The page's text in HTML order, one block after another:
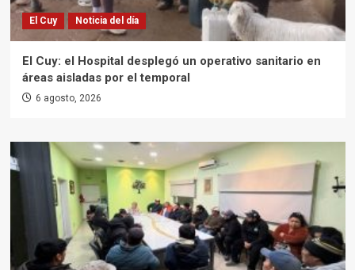
El Cuy Noticia del día
El Cuy: el Hospital desplegó un operativo sanitario en
áreas aisladas por el temporal
6 agosto, 2026